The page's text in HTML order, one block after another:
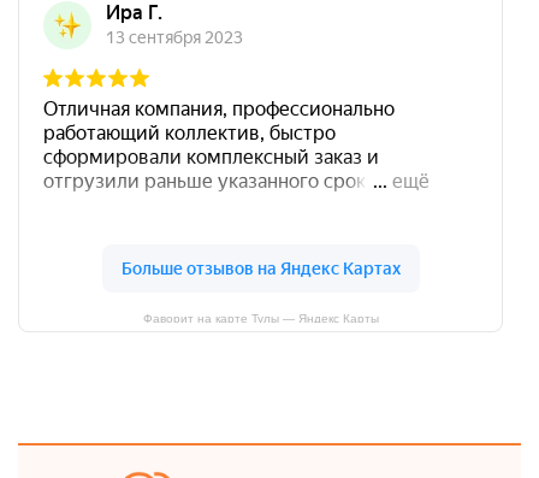
Фаворит на карте Тулы — Яндекс Карты